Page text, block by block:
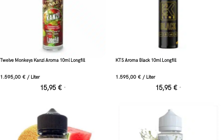
Twelve Monkeys Kanzi Aroma 10ml Longfill
1.595,00 € / Liter
15,95 € *
KTS Aroma Black 10ml Longfill
1.595,00 € / Liter
15,95 € *